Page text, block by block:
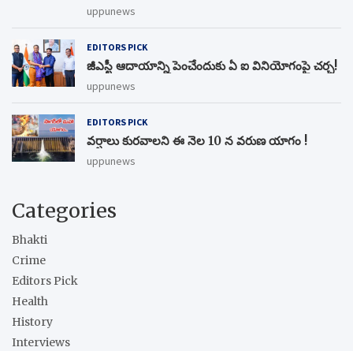
uppunews
EDITORS PICK
జీఎస్టీ ఆదాయాన్ని పెంచేందుకు ఏ ఐ వినియోగంపై చర్చ!
uppunews
EDITORS PICK
వర్షాలు కురవాలని ఈ నెల 10 న వరుణ యాగం !
uppunews
Categories
Bhakti
Crime
Editors Pick
Health
History
Interviews